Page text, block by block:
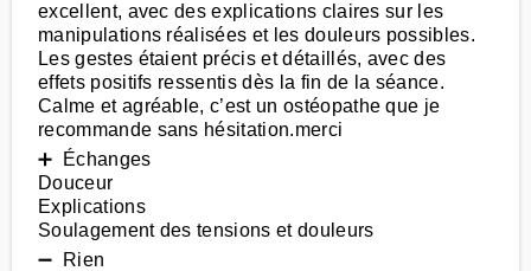
excellent, avec des explications claires sur les
manipulations réalisées et les douleurs possibles.
Les gestes étaient précis et détaillés, avec des
effets positifs ressentis dès la fin de la séance.
Calme et agréable, c’est un ostéopathe que je
recommande sans hésitation.merci
➕ Échanges
Douceur
Explications
Soulagement des tensions et douleurs
➖ Rien